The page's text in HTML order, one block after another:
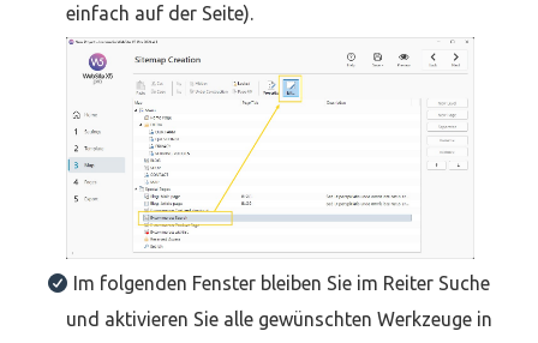
einfach auf der Seite).
Im folgenden Fenster bleiben Sie im Reiter Suche
und aktivieren Sie alle gewünschten Werkzeuge in